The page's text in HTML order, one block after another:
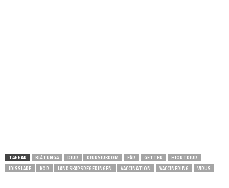
TAGGAR BLÅTUNGA DJUR DJURSJUKDOM FÅR GETTER
HJORTDJUR
IDISSLARE
KOR LANDSKAPSREGERINGEN VACCINATION VACCINERING VIRUS